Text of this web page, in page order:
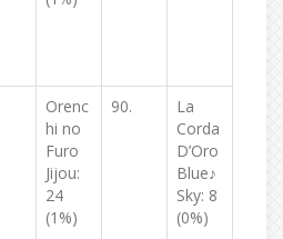
Orenc
hi no
Furo
Jijou:
24
(1%)
90.
La
Corda
D’Oro
Blue♪
Sky: 8
(0%)